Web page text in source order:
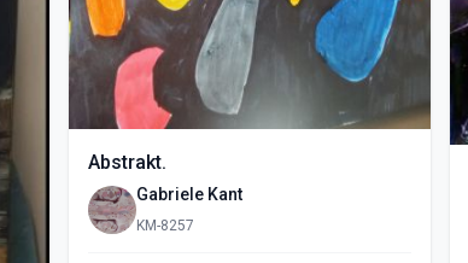
Abstrakt.
Gabriele Kant
KM-8257